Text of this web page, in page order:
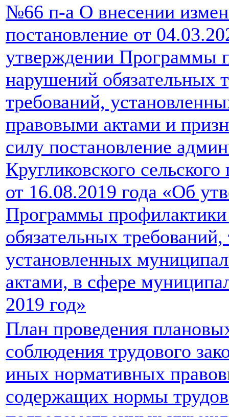
№66 п-а О внесении
постановление от
утверждении Программы
нарушений обязательных
требований,
правовыми актами и
силу постановление
Кругликовского
от 16.08.2019 года «Об
Программы
обязательных
установленных
актами, в сфере
2019 год»
План проведения
соблюдения трудового
иных нормативных
содержащих нормы